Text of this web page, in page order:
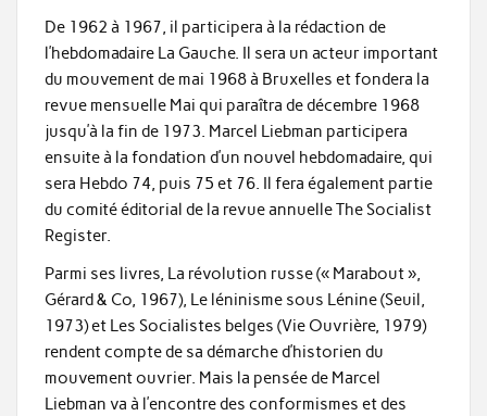
De 1962 à 1967, il participera à la rédaction de
l’hebdomadaire La Gauche. Il sera un acteur important
du mouvement de mai 1968 à Bruxelles et fondera la
revue mensuelle Mai qui paraîtra de décembre 1968
jusqu’à la fin de 1973. Marcel Liebman participera
ensuite à la fondation d’un nouvel hebdomadaire, qui
sera Hebdo 74, puis 75 et 76. Il fera également partie
du comité éditorial de la revue annuelle The Socialist
Register.
Parmi ses livres, La révolution russe (« Marabout »,
Gérard & Co, 1967), Le léninisme sous Lénine (Seuil,
1973) et Les Socialistes belges (Vie Ouvrière, 1979)
rendent compte de sa démarche d’historien du
mouvement ouvrier. Mais la pensée de Marcel
Liebman va à l’encontre des conformismes et des